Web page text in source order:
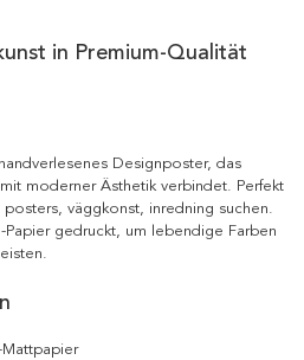
in Premium-Qualität
Designposter, das
moderner Ästhetik verbindet. Perfekt
väggkonst, inredning suchen.
Papier gedruckt, um lebendige Farben
Mattpapier